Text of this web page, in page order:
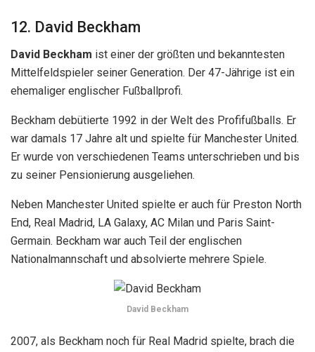
12. David Beckham
David Beckham ist einer der größten und bekanntesten
Mittelfeldspieler seiner Generation. Der 47-Jährige ist ein
ehemaliger englischer Fußballprofi.
Beckham debütierte 1992 in der Welt des Profifußballs. Er
war damals 17 Jahre alt und spielte für Manchester United.
Er wurde von verschiedenen Teams unterschrieben und bis
zu seiner Pensionierung ausgeliehen.
Neben Manchester United spielte er auch für Preston North
End, Real Madrid, LA Galaxy, AC Milan und Paris Saint-
Germain. Beckham war auch Teil der englischen
Nationalmannschaft und absolvierte mehrere Spiele.
David Beckham
2007, als Beckham noch für Real Madrid spielte, brach die